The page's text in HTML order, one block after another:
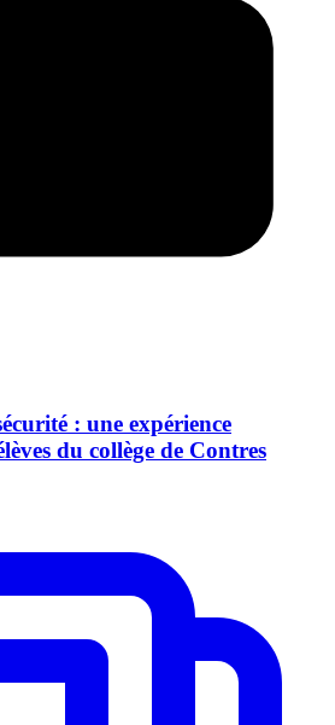
: une expérience
du collège de Contres